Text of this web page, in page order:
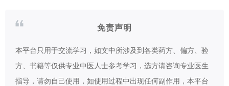
免责声明
本平台只用于交流学习，如文中所涉及到各类药方、偏方、验
方、书籍等仅供专业中医人士参考学习，选方请咨询专业医生
指导，请勿自己使用，如使用过程中出现任何副作用，本平台